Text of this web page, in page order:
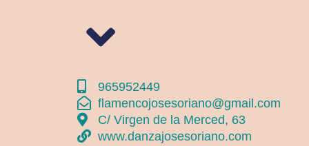
965952449
flamencojosesoriano@gmail.com
C/ Virgen de la Merced, 63
www.danzajosesoriano.com